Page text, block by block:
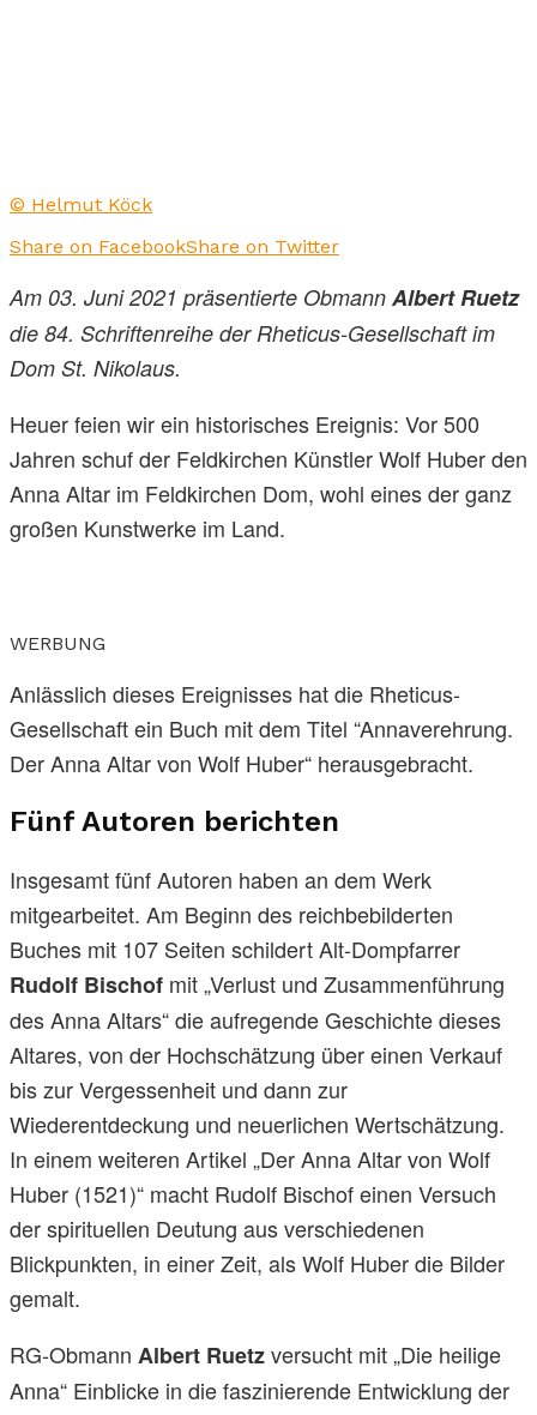
© Helmut Köck
Share on FacebookShare on Twitter
Am 03. Juni 2021 präsentierte Obmann Albert Ruetz
die 84. Schriftenreihe der Rheticus-Gesellschaft im
Dom St. Nikolaus.
Heuer feien wir ein historisches Ereignis: Vor 500
Jahren schuf der Feldkirchen Künstler Wolf Huber den
Anna Altar im Feldkirchen Dom, wohl eines der ganz
großen Kunstwerke im Land.
WERBUNG
Anlässlich dieses Ereignisses hat die Rheticus-
Gesellschaft ein Buch mit dem Titel “Annaverehrung.
Der Anna Altar von Wolf Huber“ herausgebracht.
Fünf Autoren berichten
Insgesamt fünf Autoren haben an dem Werk
mitgearbeitet. Am Beginn des reichbebilderten
Buches mit 107 Seiten schildert Alt-Dompfarrer
Rudolf Bischof mit „Verlust und Zusammenführung
des Anna Altars“ die aufregende Geschichte dieses
Altares, von der Hochschätzung über einen Verkauf
bis zur Vergessenheit und dann zur
Wiederentdeckung und neuerlichen Wertschätzung.
In einem weiteren Artikel „Der Anna Altar von Wolf
Huber (1521)“ macht Rudolf Bischof einen Versuch
der spirituellen Deutung aus verschiedenen
Blickpunkten, in einer Zeit, als Wolf Huber die Bilder
gemalt.
RG-Obmann Albert Ruetzversucht mit „Die heilige
Anna“ Einblicke in die faszinierende Entwicklung der